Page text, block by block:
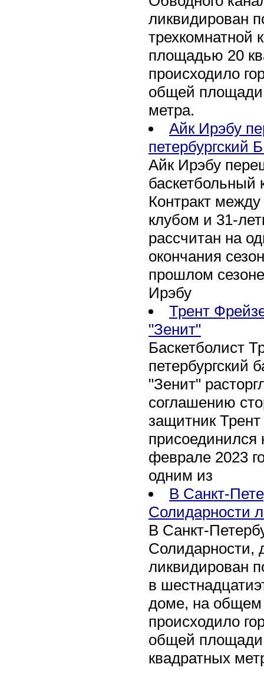
ликвидирован
трехкомнатной
площадью 20
происходило
общей площади
метра.
Айк Ирэбу
петербургский
Айк Ирэбу
баскетбольный
Контракт между
клубом и 31-
рассчитан на
окончания
прошлом
Ирэбу
Трент
"Зенит"
Баскетболист
петербургский
"Зенит"
соглашению
защитник
присоединился
феврале 2023
одним из
В Санкт-
Солидарности
В Санкт-
Солидарности,
ликвидирован
в
доме, на общем
происходило
общей площади
квадратных